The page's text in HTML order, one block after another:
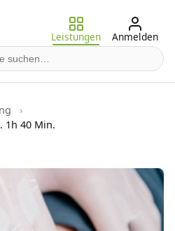
Leistungen Anmelden
1h 40 Min.